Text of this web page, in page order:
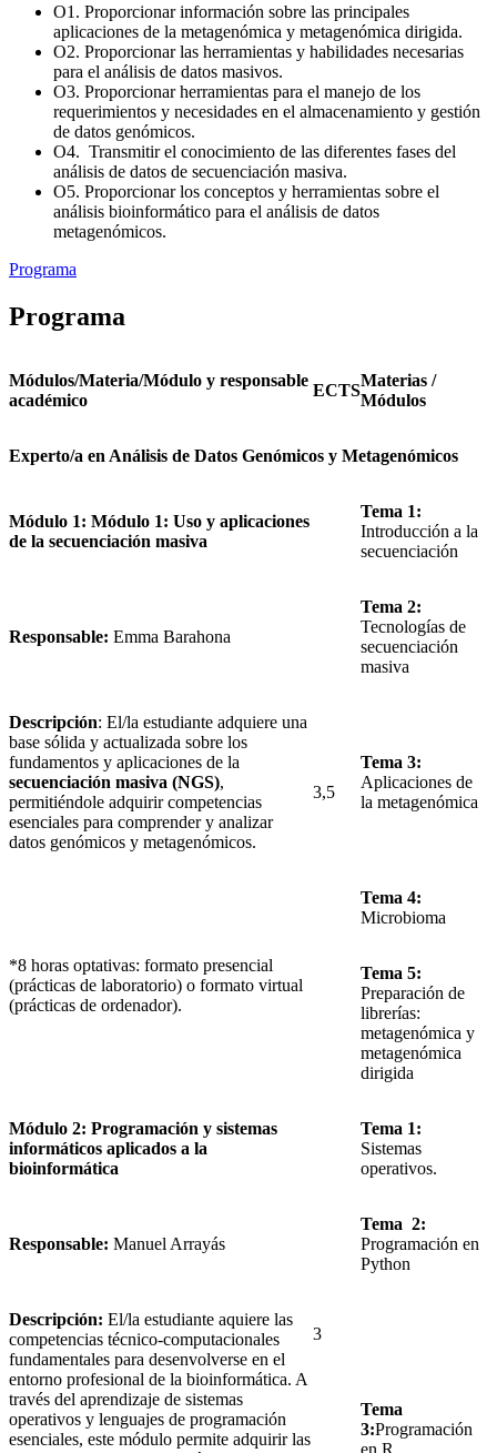
O1. Proporcionar información sobre las principales
aplicaciones de la metagenómica y metagenómica dirigida.
O2. Proporcionar las herramientas y habilidades necesarias
para el análisis de datos masivos.
O3. Proporcionar herramientas para el manejo de los
requerimientos y necesidades en el almacenamiento y gestión
de datos genómicos.
O4. Transmitir el conocimiento de las diferentes fases del
análisis de datos de secuenciación masiva.
O5. Proporcionar los conceptos y herramientas sobre el
análisis bioinformático para el análisis de datos
metagenómicos.
Programa
Programa
Módulos/Materia/Módulo y responsable
académico
ECTS
Materias /
Módulos
Experto/a en Análisis de Datos Genómicos y Metagenómicos
Módulo 1: Módulo 1: Uso y aplicaciones
de la secuenciación masiva
3,5
Tema 1:
Introducción a la
secuenciación
Responsable: Emma Barahona
Tema 2:
Tecnologías de
secuenciación
masiva
Descripción: El/la estudiante adquiere una
base sólida y actualizada sobre los
fundamentos y aplicaciones de la
secuenciación masiva (NGS),
permitiéndole adquirir competencias
esenciales para comprender y analizar
datos genómicos y metagenómicos.
Tema 3:
Aplicaciones de
la metagenómica
*8 horas optativas: formato presencial
(prácticas de laboratorio) o formato virtual
(prácticas de ordenador).
Tema 4:
Microbioma
Tema 5:
Preparación de
librerías:
metagenómica y
metagenómica
dirigida
Módulo 2: Programación y sistemas
informáticos aplicados a la
bioinformática
3
Tema 1:
Sistemas
operativos.
Responsable: Manuel Arrayás
Tema 2:
Programación en
Python
Descripción: El/la estudiante aquiere las
competencias técnico‑computacionales
fundamentales para desenvolverse en el
entorno profesional de la bioinformática. A
través del aprendizaje de sistemas
operativos y lenguajes de programación
esenciales, este módulo permite adquirir las
Tema
3:Programación